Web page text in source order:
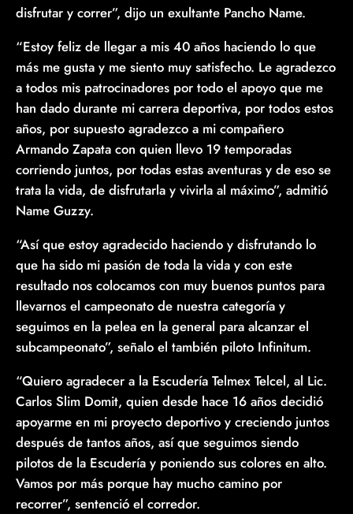
disfrutar y correr”, dijo un exultante Pancho Name.
“Estoy feliz de llegar a mis 40 años haciendo lo que
más me gusta y me siento muy satisfecho. Le agradezco
a todos mis patrocinadores por todo el apoyo que me
han dado durante mi carrera deportiva, por todos estos
años, por supuesto agradezco a mi compañero
Armando Zapata con quien llevo 19 temporadas
corriendo juntos, por todas estas aventuras y de eso se
trata la vida, de disfrutarla y vivirla al máximo”, admitió
Name Guzzy.
“Así que estoy agradecido haciendo y disfrutando lo
que ha sido mi pasión de toda la vida y con este
resultado nos colocamos con muy buenos puntos para
llevarnos el campeonato de nuestra categoría y
seguimos en la pelea en la general para alcanzar el
subcampeonato”, señalo el también piloto Infinitum.
“Quiero agradecer a la Escudería Telmex Telcel, al Lic.
Carlos Slim Domit, quien desde hace 16 años decidió
apoyarme en mi proyecto deportivo y creciendo juntos
después de tantos años, así que seguimos siendo
pilotos de la Escudería y poniendo sus colores en alto.
Vamos por más porque hay mucho camino por
recorrer”, sentenció el corredor.